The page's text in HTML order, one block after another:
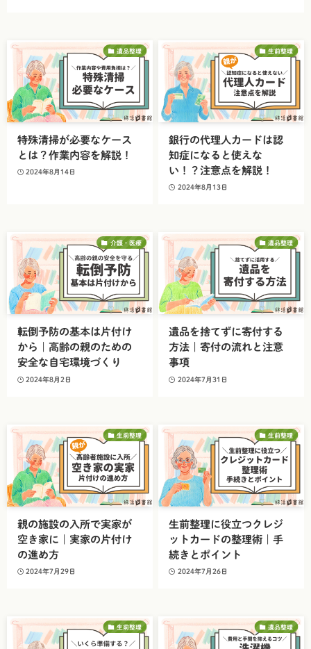
遺品整理
特殊清掃が必要なケース
とは？作業内容を解説！
2024年8月14日
生前整理
銀行の代理人カードは認
知症になると使えな
い！？注意点を解説！
2024年8月13日
介護・医療
転倒予防の基本は片付け
から｜高齢の親のための
安全な自宅環境づくり
2024年8月2日
遺品整理
遺品を捨てずに寄付する
方法｜寄付の流れと注意
事項
2024年7月31日
生前整理
親の施設の入所で実家が
空き家に｜実家の片付け
の進め方
2024年7月29日
生前整理
生前整理に役立つクレジ
ットカードの整理術｜手
続きとポイント
2024年7月26日
生前整理 遺品整理